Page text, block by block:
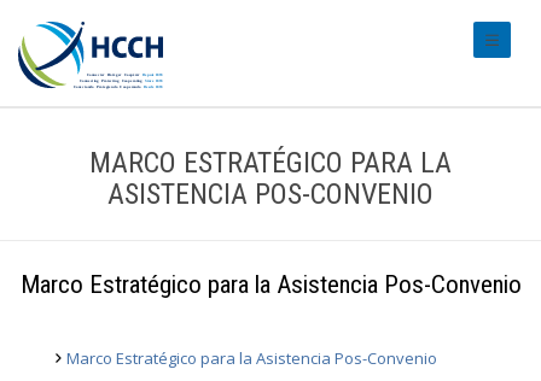
MARCO ESTRATÉGICO PARA LA
ASISTENCIA POS-CONVENIO
Marco Estratégico para la Asistencia Pos-Convenio
Marco Estratégico para la Asistencia Pos-Convenio